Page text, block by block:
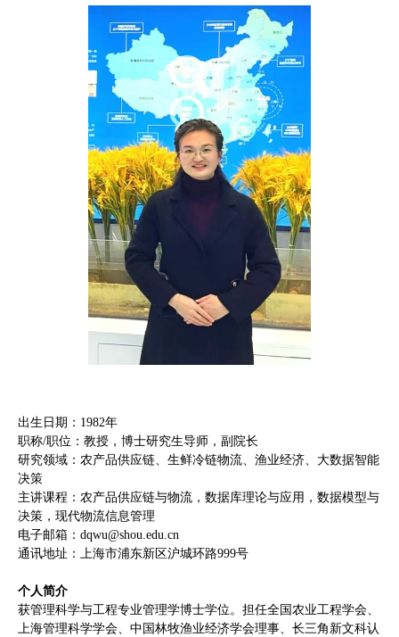
出生日期：1982年
职称/职位：教授，博士研究生导师，副院长
研究领域：农产品供应链、生鲜冷链物流、渔业经济、大数据智能
决策
主讲课程：农产品供应链与物流，数据库理论与应用，数据模型与
决策，现代物流信息管理
电子邮箱：dqwu@shou.edu.cn
通讯地址：上海市浦东新区沪城环路999号
个人简介
获管理科学与工程专业管理学博士学位。担任全国农业工程学会、
上海管理科学学会、中国林牧渔业经济学会理事、长三角新文科认